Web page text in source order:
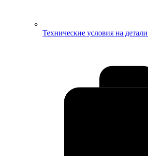
Технические условия на